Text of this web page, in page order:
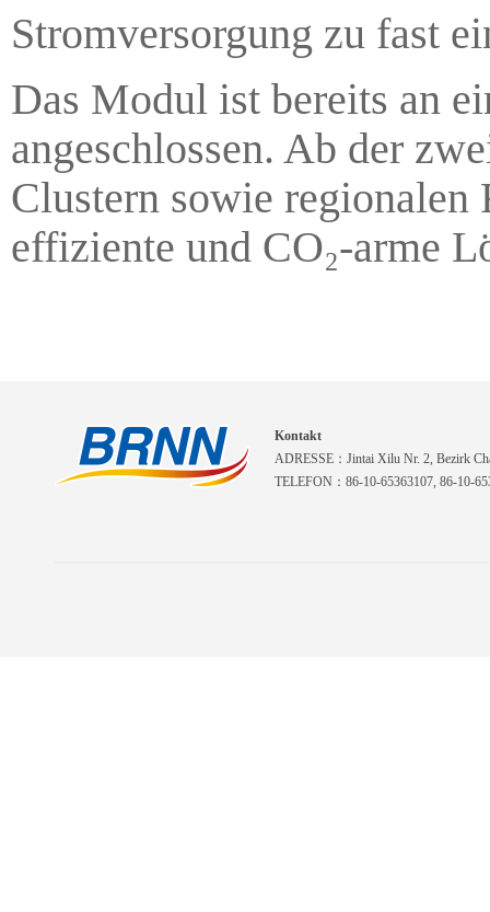
Stromversorgung zu fast
Das Modul ist bereits an
angeschlossen. Ab der
Clustern sowie regionalen
effiziente und CO₂-arme
Kontakt
ADRESSE：Jintai Xilu Nr. 2, Bezirk
TELEFON：86-10-65363107, 86-10-